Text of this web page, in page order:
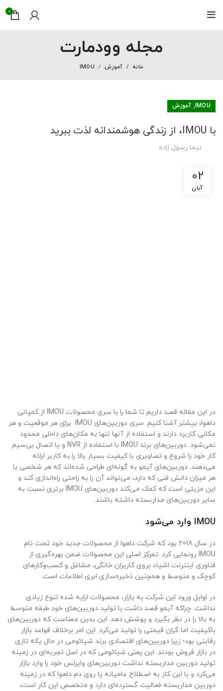
0
مجله وودمارت
خانه آموزش IMOU
IMOU
, آموزش
با IMOU، از زندگی هوشمندانه لذت ببرید
نیما رسول زاده
02
آبان
در این مقاله قصد داریم تا شما را با سری محصولات IMOU از کمپانی
داهوا، بیشتر آشنا کنیم. سری دوربین‌های IMOU برای هر موقعیت و هر
مکانی کاربرد دارند و استفاده از آنها تنها به مکان‌های داخلی محدود
نمی‌شود. دوربین‌های برند IMOU با استفاده از NVR و یا اتصال بی‌سیم
کار خود را شروع و تصاویری با کیفیت بسیار بالا را به کاربر ارائه
می‌دهند. دوربین‌های آیمو به گونه‌ای طراحی شده‌اند که هر شخصی با
هر میزان دانش فنی که دارد، می‌تواند آن را به راحتی راه‌اندازی کند و
این مزیتی است که کمک می‌کند دوربین‌های IMOU برتری نسبت به
سایر دوربین‌های مداربسته داشته باشند.
IMOU وارد می‌شود
در سال 2018 بود که شرکت داهوا از محصولات جدید خود تحت نام
IMOU رونمایی کرد. تمرکز اصلی این محصولات ضمن بهره‌گیری از
فناوری اینترنت اشیاء بروی کاربران خانگی، مشاغل و کسب‌وکارهای
کوچک و متوسط و همچنین ذخیره‌سازی ابری اطلاعات است.
در اوایل ورود این شرکت به بازار، محصولات ارایه شده تنوع زیادی
نداشت. چراکه آیمو قصد داشت با تولید دوربین‌های خود طبقه متوسط
به بالا را در نظر بگیرد و پوشش دهد. این بدین معناست که دوربین‌های
باکیفیت اما گران قیمتی را تولید می‌کرد. این امر برخلاف قواعد بازار
رقابتی بود؛ زیرا دوربین‌های اقتصادی برند شیائومی در حال یکه تازی
در بازار فروش بودند. این یعنی شیائومی که در اصل تجربه‌ای در زمینه
تولید دوربین مداربسته نداشت دوربین‌های وایرلس خود را وارد بازار
می‌کرد و با این کار به اصطلاح عامیانه پا روی دم داهوا که در زمینه
دوربین مداربسته فعالیت گسترده‌ای دارد و متخصص این کار است،